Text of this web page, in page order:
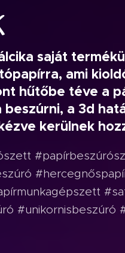
saját
ami
hűtőbe téve a
a 3d
kerülnek
#unikornisbeszúró